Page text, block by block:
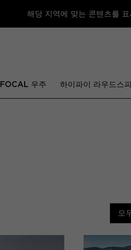
해당 지역에 맞는 콘텐츠를
FOCAL 우주 하이파이 라우드스
모